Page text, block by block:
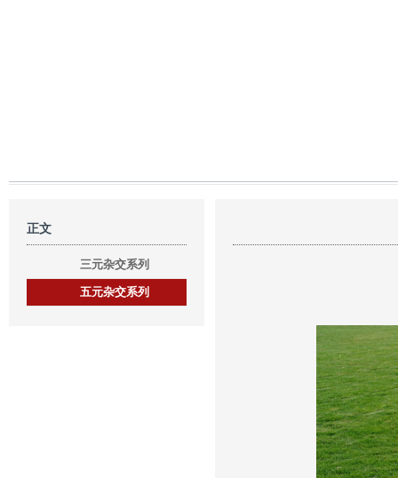
正文
三元杂交系列
五元杂交系列